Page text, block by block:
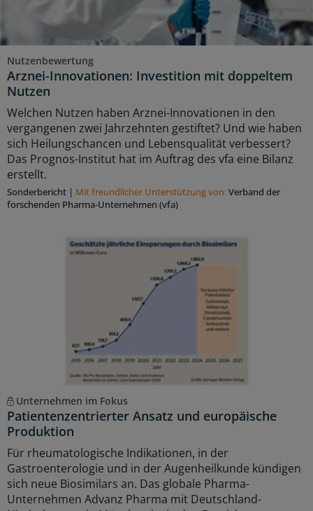
Nutzenbewertung
Arznei-Innovationen: Investition mit doppeltem
Nutzen
Welchen Nutzen haben Arznei-Innovationen in den
vergangenen zwei Jahrzehnten gestiftet? Und wie haben
sich Heilungschancen und Lebensqualität verbessert?
Das Prognos-Institut hat im Auftrag des vfa eine Bilanz
erstellt.
Sonderbericht | Mit freundlicher Unterstützung von:Verband der
forschenden Pharma-Unternehmen (vfa)
Unternehmen im Fokus
Patientenzentrierter Ansatz und europäische
Produktion
Für rheumatologische Indikationen, in der
Gastroenterologie und in der Augenheilkunde kündigen
sich neue Biosimilars an. Das globale Pharma-
Unternehmen Advanz Pharma mit Deutschland-